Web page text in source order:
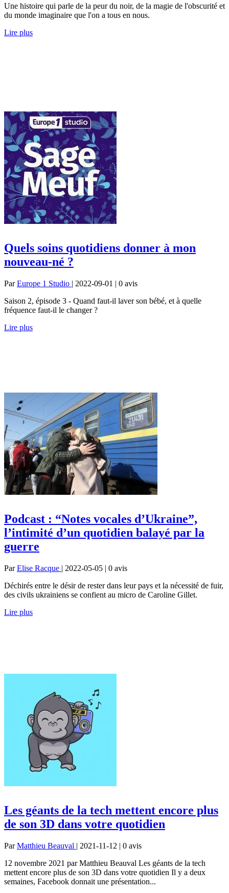
Une histoire qui parle de la peur du noir, de la magie de l'obscurité et
du monde imaginaire que l'on a tous en nous.
Lire plus
Quels soins quotidiens donner à mon
nouveau-né ?
ParEurope 1 Studio | 2022-09-01 | 0 avis
Saison 2, épisode 3 - Quand faut-il laver son bébé, et à quelle
fréquence faut-il le changer ?
Lire plus
Podcast : “Notes vocales d’Ukraine”,
l’intimité d’un quotidien balayé par la
guerre
ParElise Racque | 2022-05-05 | 0 avis
Déchirés entre le désir de rester dans leur pays et la nécessité de fuir,
des civils ukrainiens se confient au micro de Caroline Gillet.
Lire plus
Les géants de la tech mettent encore plus
de son 3D dans votre quotidien
ParMatthieu Beauval | 2021-11-12 | 0 avis
12 novembre 2021 par Matthieu Beauval Les géants de la tech
mettent encore plus de son 3D dans votre quotidien Il y a deux
semaines, Facebook donnait une présentation...